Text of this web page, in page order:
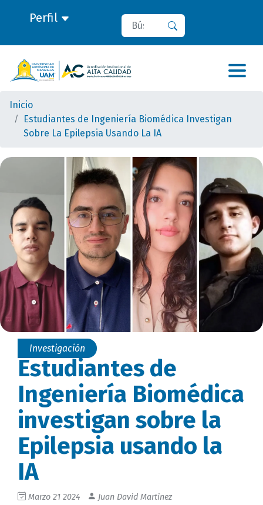
Perfil Buscar
Inicio
Estudiantes de Ingeniería Biomédica Investigan
Sobre La Epilepsia Usando La IA
Investigación
Estudiantes de
Ingeniería Biomédica
investigan sobre la
Epilepsia usando la
IA
Marzo 21 2024
Juan David Martinez